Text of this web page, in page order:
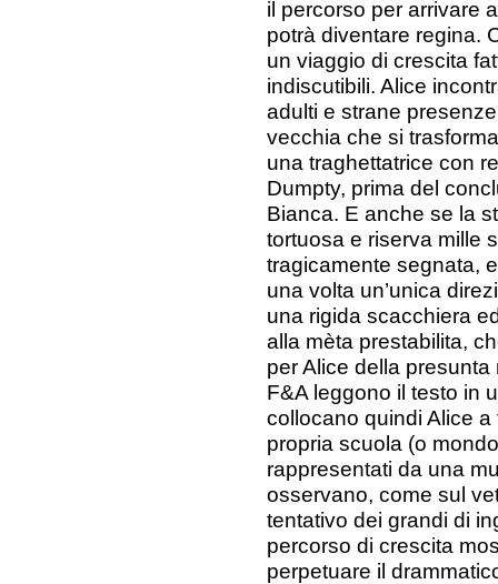
il percorso per arrivare
potrà diventare regina.
un viaggio di crescita
indiscutibili. Alice
adulti e strane
vecchia che si
una traghettatrice con
Dumpty, prima del
Bianca. E anche se la
tortuosa e riserva mille
tragicamente segnata,
una volta un’unica
una rigida scacchiera
alla mèta prestabilita,
per Alice della presunta
F&A leggono il testo in
collocano quindi Alice
propria scuola (o
rappresentati da una
osservano, come sul
tentativo dei grandi di
percorso di crescita
perpetuare il